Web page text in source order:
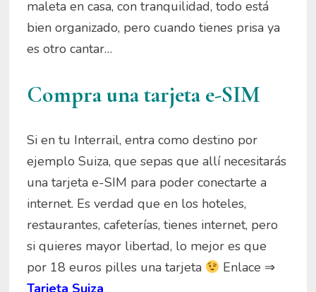
maleta en casa, con tranquilidad, todo está
bien organizado, pero cuando tienes prisa ya
es otro cantar…
Compra una tarjeta e-SIM
Si en tu Interrail, entra como destino por
ejemplo Suiza, que sepas que allí necesitarás
una tarjeta e-SIM para poder conectarte a
internet. Es verdad que en los hoteles,
restaurantes, cafeterías, tienes internet, pero
si quieres mayor libertad, lo mejor es que
por 18 euros pilles una tarjeta
Enlace ⇒
Tarjeta Suiza